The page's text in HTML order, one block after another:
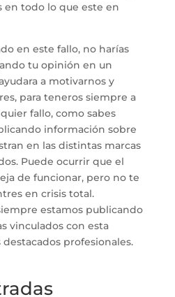
en todo lo que este en
en este fallo, no harías
tu opinión en un
a motivarnos y
para teneros siempre a
fallo, como sabes
información sobre
en las distintas marcas
Puede ocurrir que el
de funcionar, pero no te
en crisis total.
estamos publicando
vinculados con esta
profesionales.